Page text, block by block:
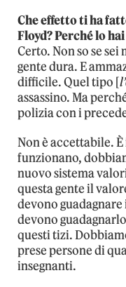
Che effetto ti ha
Floyd? Perché lo
Certo. Non so se
gente dura. E
difficile. Quel tipo [
assassino. Ma
polizia con i
Non è accettabile.
funzionano,
nuovo sistema
questa gente il
devono
devono
questi tizi.
prese persone di
insegnanti.